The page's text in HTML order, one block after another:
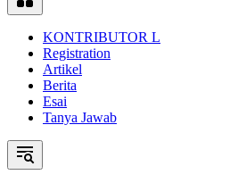
KONTRIBUTOR L
Registration
Artikel
Berita
Esai
Tanya Jawab